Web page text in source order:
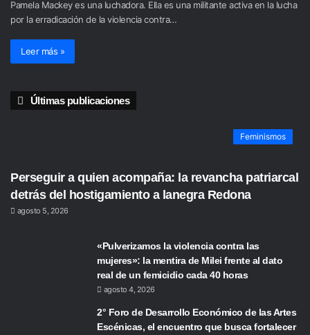
Pamela Mackey es una luchadora. Ella es una militante activa en la lucha
por la erradicación de la violencia contra…
Leer más »
Últimas publicaciones
Feminismos
Perseguir a quien acompaña: la revancha patriarcal
detrás del hostigamiento a lanegra Redona
agosto 5, 2026
«Pulverizamos la violencia contra las
mujeres»: la mentira de Milei frente al dato
real de un femicidio cada 40 horas
agosto 4, 2026
2° Foro de Desarrollo Económico de las Artes
Escénicas, el encuentro que busca fortalecer